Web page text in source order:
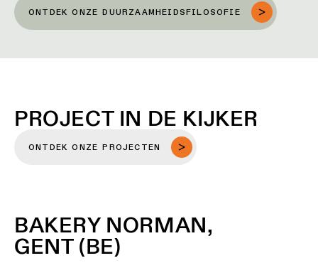
ONTDEK ONZE DUURZAAMHEIDSFILOSOFIE
PROJECT IN DE KIJKER
ONTDEK ONZE PROJECTEN
BAKERY NORMAN,
GENT (BE)